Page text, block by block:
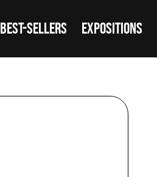
BEST-SELLERS EXPOSITIONS